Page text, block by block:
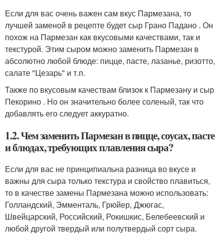
Если для вас очень важен сам вкус Пармезана, то
лучшей заменой в рецепте будет сыр Грано Падано . Он
похож на Пармезан как вкусовыми качествами, так и
текстурой. Этим сыром можно заменить Пармезан в
абсолютно любой блюде: пицце, пасте, лазанье, ризотто,
салате "Цезарь" и т.п.
Также по вкусовым качествам близок к Пармезану и сыр
Пекорино . Но он значительно более соленый, так что
добавлять его следует аккуратно.
1.2. Чем заменить Пармезан в пицце, соусах, пасте
и блюдах, требующих плавления сыра?
Если для вас не принципиальна разница во вкусе и
важны для сыра только текстура и свойство плавиться,
то в качестве замены Пармезана можно использовать:
Голландский, Эмменталь, Грюйер, Джюгас,
Швейцарский, Российский, Рокишкис, Белебеевский и
любой другой твердый или полутвердый сорт сыра.